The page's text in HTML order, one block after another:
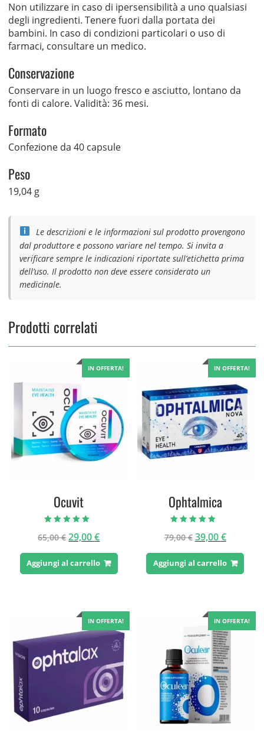
Non utilizzare in caso di ipersensibilità a uno qualsiasi
degli ingredienti. Tenere fuori dalla portata dei
bambini. In caso di condizioni particolari o uso di
farmaci, consultare un medico.
Conservazione
Conservare in un luogo fresco e asciutto, lontano da
fonti di calore. Validità: 36 mesi.
Formato
Confezione da 40 capsule
Peso
19,04 g
Le descrizioni e le informazioni sul prodotto provengono
dal produttore e possono variare nel tempo. Si invita a
verificare sempre le indicazioni riportate sull’etichetta prima
dell’uso. Il prodotto non deve essere considerato un
medicinale.
Prodotti correlati
IN OFFERTA!
Ocuvit
5.00
su 5
65,00€Il
originale
era:
29,00€Il
attuale
è:
Aggiungi al carrello
IN OFFERTA!
Ophtalmica
4.50
su 5
79,00€ Il
originale
era:
39,00€Il
attuale
è:
Aggiungi al carrello
IN OFFERTA! IN OFFERTA!